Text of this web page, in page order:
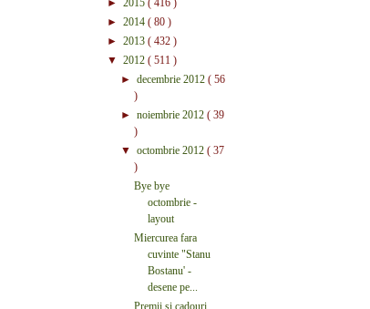
► 2014 ( 80 )
► 2013 ( 432 )
▼ 2012 ( 511 )
► decembrie 2012 ( 56
)
► noiembrie 2012 ( 39
)
▼ octombrie 2012 ( 37
)
Bye bye
octombrie -
layout
Miercurea fara
cuvinte "Stanu
Bostanu' -
desene pe...
Premii si cadouri